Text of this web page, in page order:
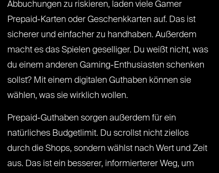
Abbuchungen zu riskieren, laden viele Gamer
Prepaid-Karten oder Geschenkkarten auf. Das ist
sicherer und einfacher zu handhaben. Außerdem
macht es das Spielen geselliger. Du weißt nicht, was
du einem anderen Gaming-Enthusiasten schenken
sollst? Mit einem digitalen Guthaben können sie
wählen, was sie wirklich wollen.
Prepaid-Guthaben sorgen außerdem für ein
natürliches Budgetlimit. Du scrollst nicht ziellos
durch die Shops, sondern wählst nach Wert und Zeit
aus. Das ist ein besserer, informierterer Weg, um